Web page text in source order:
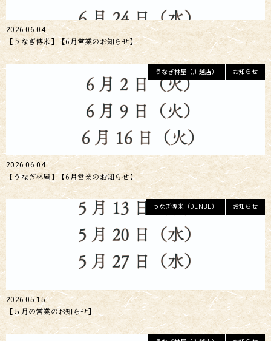
2026.06.04
【うなぎ傳米】【6月営業のお知らせ】
うなぎ林屋（川越店） お知らせ
2026.06.04
【うなぎ林屋】【6月営業のお知らせ】
うなぎ傳米（DENBE） お知らせ
2026.05.15
【５月の営業のお知らせ】